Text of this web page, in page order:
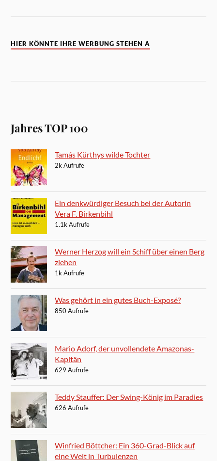
HIER KÖNNTE IHRE WERBUNG STEHEN A
Jahres TOP 100
Tamás Kürthys wilde Tochter
2k Aufrufe
Ein denkwürdiger Besuch bei der Autorin
Vera F. Birkenbihl
1.1k Aufrufe
Werner Herzog will ein Schiff über einen Berg
ziehen
1k Aufrufe
Was gehört in ein gutes Buch-Exposé?
850 Aufrufe
Mario Adorf, der unvollendete Amazonas-
Kapitän
629 Aufrufe
Teddy Stauffer: Der Swing-König im Paradies
626 Aufrufe
Winfried Böttcher: Ein 360-Grad-Blick auf
eine Welt in Turbulenzen